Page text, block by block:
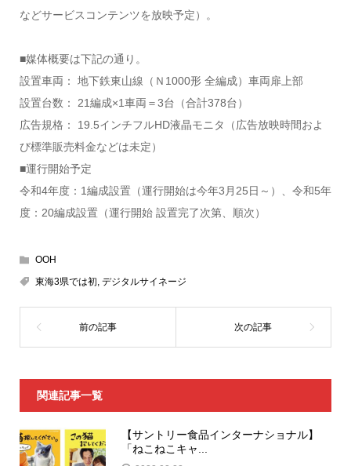
などサービスコンテンツを放映予定）。
■媒体概要は下記の通り。
設置車両： 地下鉄東山線（Ｎ1000形 全編成）車両扉上部
設置台数： 21編成×1車両＝3台（合計378台）
広告規格： 19.5インチフルHD液晶モニタ（広告放映時間およ
び標準販売料金などは未定）
■運行開始予定
令和4年度：1編成設置（運行開始は今年3月25日～）、令和5年
度：20編成設置（運行開始 設置完了次第、順次）
OOH
東海3県では初, デジタルサイネージ
関連記事一覧
【サントリー食品インターナショナル】
「ねこねこキャ...